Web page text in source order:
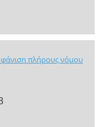
πλήρους νόμου